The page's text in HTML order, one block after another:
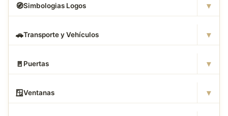
🧭Simbologias Logos ▾
🚗Transporte y Vehículos ▾
🚪 Puertas ▾
🪟Ventanas ▾